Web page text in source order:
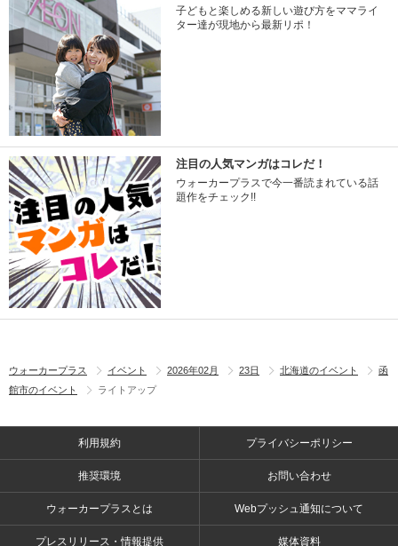
子どもと楽しめる新しい遊び方をママライ
ター達が現地から最新リポ！
注目の人気マンガはコレだ！
ウォーカープラスで今一番読まれている話
題作をチェック!!
ウォーカープラス イベント 2026年02月 23日 北海道のイベント
函
館市のイベント
ライトアップ
利用規約 プライバシーポリシー
推奨環境 お問い合わせ
ウォーカープラスとは Webプッシュ通知について
プレスリリース・情報提供 媒体資料